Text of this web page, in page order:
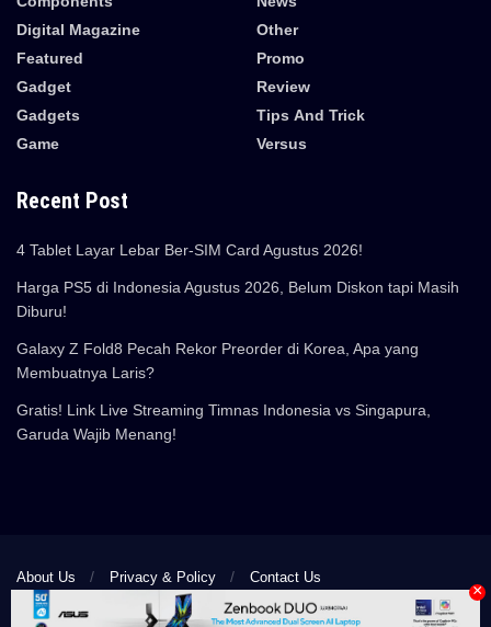
Digital Magazine
Featured
Gadget
Gadgets
Game
Other
Promo
Review
Tips And Trick
Versus
Recent Post
4 Tablet Layar Lebar Ber-SIM Card Agustus 2026!
Harga PS5 di Indonesia Agustus 2026, Belum Diskon tapi Masih
Diburu!
Galaxy Z Fold8 Pecah Rekor Preorder di Korea, Apa yang
Membuatnya Laris?
Gratis! Link Live Streaming Timnas Indonesia vs Singapura,
Garuda Wajib Menang!
About Us Privacy & Policy Contact Us
© 2024 Pemmzchannel
×